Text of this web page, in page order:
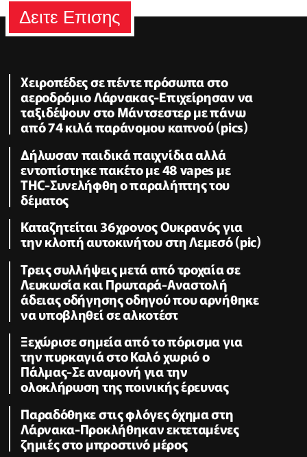
Δειτε Επισης
Xειροπέδες σε πέντε πρόσωπα στο
αεροδρόμιο Λάρνακας-Επιχείρησαν να
ταξιδέψουν στο Μάντσεστερ με πάνω
από 74 κιλά παράνομου καπνού (pics)
Δήλωσαν παιδικά παιχνίδια αλλά
εντοπίστηκε πακέτο με 48 vapes με
THC-Συνελήφθη ο παραλήπτης του
δέματος
Καταζητείται 36χρονος Ουκρανός για
την κλοπή αυτοκινήτου στη Λεμεσό (pic)
Τρεις συλλήψεις μετά από τροχαία σε
Λευκωσία και Πρωταρά-Αναστολή
άδειας οδήγησης οδηγού που αρνήθηκε
να υποβληθεί σε αλκοτέστ
Ξεχώρισε σημεία από το πόρισμα για
την πυρκαγιά στο Καλό χωριό ο
Πάλμας-Σε αναμονή για την
ολοκλήρωση της ποινικής έρευνας
Παραδόθηκε στις φλόγες όχημα στη
Λάρνακα-Προκλήθηκαν εκτεταμένες
ζημιές στο μπροστινό μέρος